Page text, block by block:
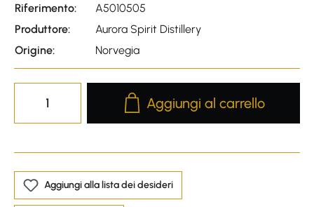
Riferimento:
A5010505
Produttore:
Aurora Spirit Distillery
Origine:
Norvegia
Product Quantity: Enter the
Aggiungi al carrello
Aggiungi alla lista dei desideri